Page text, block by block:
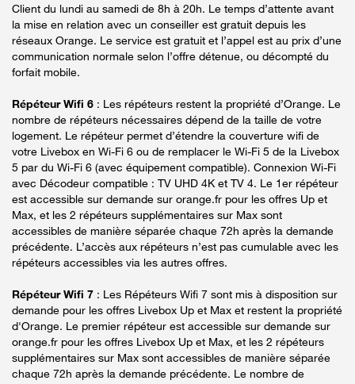
Client du lundi au samedi de 8h à 20h. Le temps d’attente avant
la mise en relation avec un conseiller est gratuit depuis les
réseaux Orange. Le service est gratuit et l’appel est au prix d’une
communication normale selon l’offre détenue, ou décompté du
forfait mobile.
Répéteur Wifi 6 : Les répéteurs restent la propriété d’Orange. Le
nombre de répéteurs nécessaires dépend de la taille de votre
logement. Le répéteur permet d’étendre la couverture wifi de
votre Livebox en Wi-Fi 6 ou de remplacer le Wi-Fi 5 de la Livebox
5 par du Wi-Fi 6 (avec équipement compatible). Connexion Wi-Fi
avec Décodeur compatible : TV UHD 4K et TV 4. Le 1er répéteur
est accessible sur demande sur orange.fr pour les offres Up et
Max, et les 2 répéteurs supplémentaires sur Max sont
accessibles de manière séparée chaque 72h après la demande
précédente. L’accès aux répéteurs n’est pas cumulable avec les
répéteurs accessibles via les autres offres.
Répéteur Wifi 7 : Les Répéteurs Wifi 7 sont mis à disposition sur
demande pour les offres Livebox Up et Max et restent la propriété
d'Orange. Le premier répéteur est accessible sur demande sur
orange.fr pour les offres Livebox Up et Max, et les 2 répéteurs
supplémentaires sur Max sont accessibles de manière séparée
chaque 72h après la demande précédente. Le nombre de